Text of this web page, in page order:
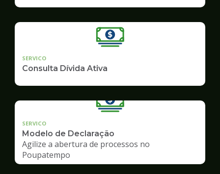
SERVICO
Consulta Dívida Ativa
SERVICO
Modelo de Declaração
Agilize a abertura de processos no
Poupatempo